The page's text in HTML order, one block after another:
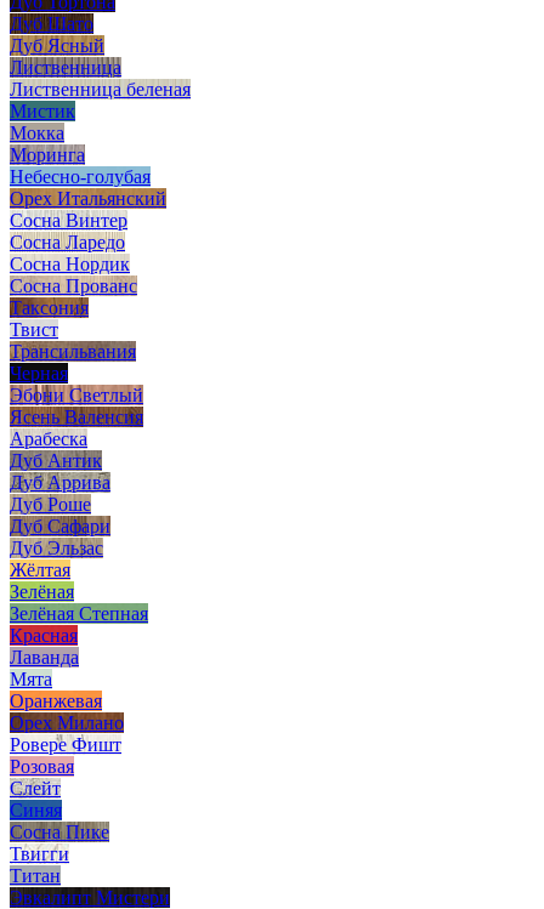
Дуб Шато
Дуб Ясный
Лиственница
Лиственница беленая
Мистик
Мокка
Моринга
Небесно-голубая
Орех Итальянский
Сосна Винтер
Сосна Ларедо
Сосна Нордик
Сосна Прованс
Таксония
Твист
Трансильвания
Черная
Эбони Светлый
Ясень Валенсия
Арабеска
Дуб Антик
Дуб Аррива
Дуб Роше
Дуб Сафари
Дуб Эльзас
Жёлтая
Зелёная
Зелёная Степная
Красная
Лаванда
Мята
Оранжевая
Орех Милано
Ровере Фишт
Розовая
Слейт
Синяя
Сосна Пике
Твигги
Титан
Эвкалипт Мистери